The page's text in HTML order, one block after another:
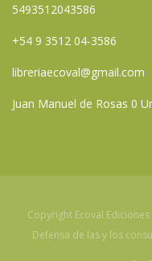
5493512043586
+54 9 3512 04-3586
libreriaecoval@gmail.com
Juan Manuel de Rosas 0
Copyright Ecoval
Defensa de las y los